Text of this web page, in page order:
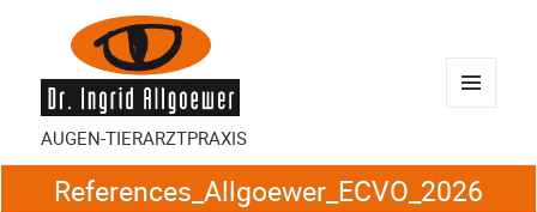
AUGEN-TIERARZTPRAXIS
WIDGETS
References_Allgoewer_ECVO_2026